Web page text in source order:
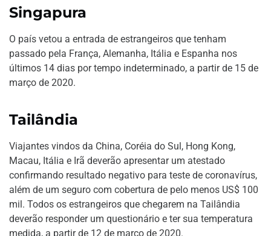
Singapura
O país vetou a entrada de estrangeiros que tenham
passado pela França, Alemanha, Itália e Espanha nos
últimos 14 dias por tempo indeterminado, a partir de 15 de
março de 2020.
Tailândia
Viajantes vindos da China, Coréia do Sul, Hong Kong,
Macau, Itália e Irã deverão apresentar um atestado
confirmando resultado negativo para teste de coronavírus,
além de um seguro com cobertura de pelo menos US$ 100
mil. Todos os estrangeiros que chegarem na Tailândia
deverão responder um questionário e ter sua temperatura
medida, a partir de 12 de março de 2020.